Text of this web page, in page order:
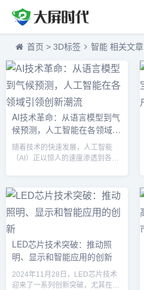
首页 > 3D标签 智能 相关文章
AI技术革命：从语言模型到气
候预测，人工智能在各领域引
领创新潮流
随着技术的快速发展，人工智能
（AI）正以惊人的速度渗透到各个
科技巨头纷纷发布了最新的AI产品
和服务，标志着AI技术在应用广度
和深度上的进一步扩展。1. 谷歌推
出PaLM 3，多模态能力突破传统
谷歌发布的最新AI语言模型PaLM
3不仅增强了传统的文本理解能
力，还在多模态技术上做出了突
音频和文本，进一步推动...
LED芯片技术突破：推动照
明、显示和智能应用的创新
2024年11月28日，LED芯片技术
迎来了一系列创新突破，尤其在效